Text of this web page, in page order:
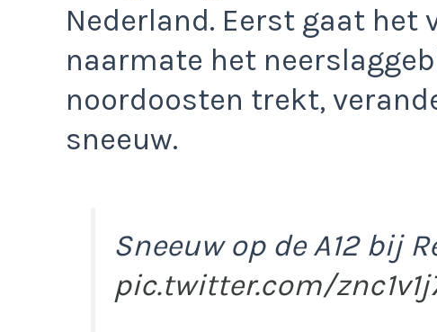
Nederland. Eerst gaat het
naarmate het
noordoosten trekt,
sneeuw.
Sneeuw op de A12 bij
pic.twitter.com/